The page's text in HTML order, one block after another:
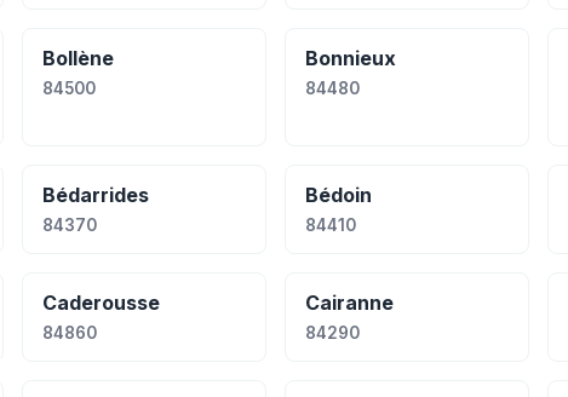
Bollène
84500
Bonnieux
84480
Bédarrides
84370
Bédoin
84410
Caderousse
84860
Cairanne
84290